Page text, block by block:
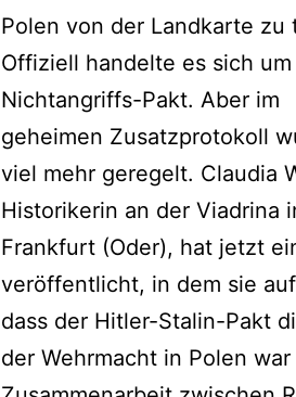
Polen von der Landkarte zu
Offiziell handelte es sich
Nichtangriffs-Pakt. Aber im
geheimen Zusatzprotokoll
viel mehr geregelt. Claudia
Historikerin an der Viadrina
Frankfurt (Oder), hat jetzt
veröffentlicht, in dem sie
dass der Hitler-Stalin-Pakt
der Wehrmacht in Polen